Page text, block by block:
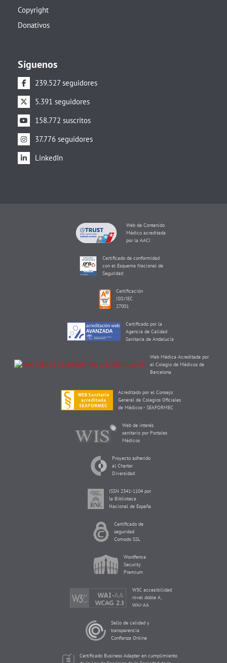
Copyright
Donativos
Síguenos
239.527 seguidores
5.391 seguidores
158.772 suscritos
37.776 seguidores
LinkedIn
Web de Contenido
Médico acreditada
por la AACI
Certificado de conformidad
con el Esquema Nacional de
Seguridad
Certificación
ISO/IEC
27001
Certificado por la
Agencia de Calidad
Sanitaria de Andalucía
Web Médica Acreditada por
el Colegio de Médicos de
Barcelona
Acreditado por el Consejo
General de Colegios Oficiales
de Médicos - SEAFORMEC
Web de interés
sanitario por Portales
Médicos
Proyecto adherido
al Charter
Diversidad
ISSN 2341-1104 por
la Biblioteca
Nacional de España
Certificado de
seguridad
Comodo SSL
Wordfence
Security
Premium
W3C accesibilidad
nivel doble A,
WAI-AA
Sello de calidad y
transparencia
Confianza Online
Certificado Business Adapter en cumplimiento